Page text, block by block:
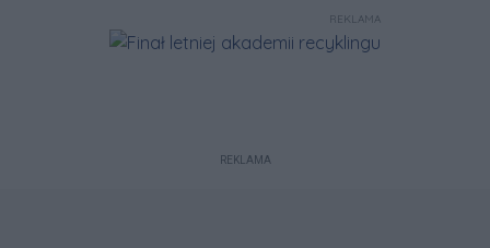
REKLAMA
REKLAMA